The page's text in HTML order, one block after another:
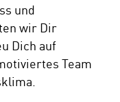
und
wir Dir
Dich auf
Team